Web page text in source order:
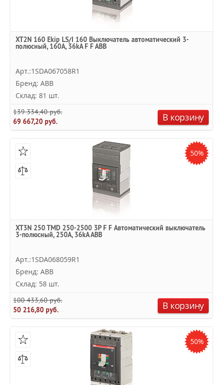
XT2N 160 Ekip LS/I 160 Выключатель автоматический 3-
полюсный, 160А, 36kA F F ABB
Арт.:1SDA067058R1
Бренд: ABB
Склад: 81 шт.
139 334,40 руб.
69 667,20 руб.
В корзину
50%
XT3N 250 TMD 250-2500 3P F F Автоматический выключатель
3-полюсный, 250А, 36kA ABB
Арт.:1SDA068059R1
Бренд: ABB
Склад: 58 шт.
100 433,60 руб.
50 216,80 руб.
В корзину
50%